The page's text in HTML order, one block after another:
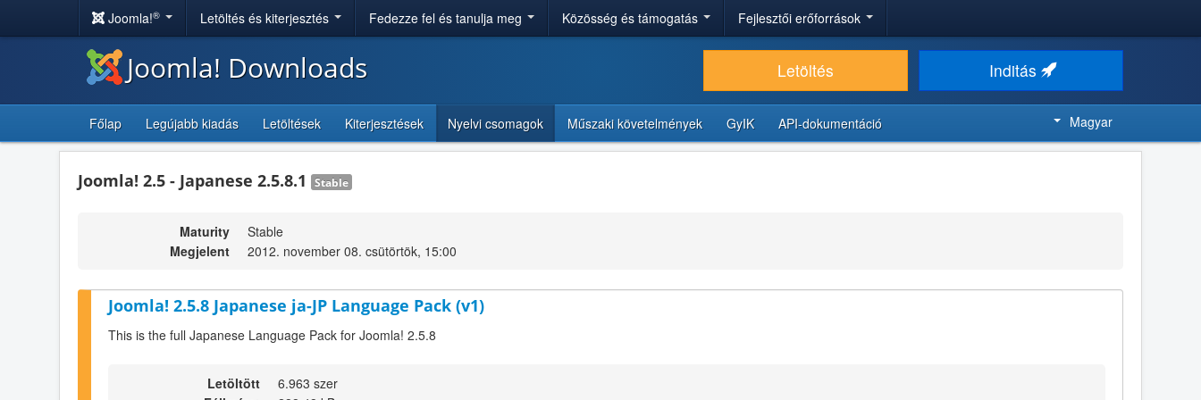
Joomla!® Letöltés és kiterjesztés Fedezze fel és tanulja meg Közösség és támogatás Fejlesztői erőforrások
Joomla! Downloads Letöltés Inditás
Főlap Legújabb kiadás Letöltések Kiterjesztések Nyelvi csomagok Műszaki követelmények GyIK API-dokumentáció Magyar
Joomla! 2.5 - Japanese 2.5.8.1 Stable
Maturity
Stable
Megjelent
2012. november 08. csütörtök, 15:00
Joomla! 2.5.8 Japanese ja-JP Language Pack (v1)
This is the full Japanese Language Pack for Joomla! 2.5.8
Letöltött
6.963 szer